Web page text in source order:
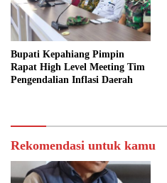
Bupati Kepahiang Pimpin
Rapat High Level Meeting Tim
Pengendalian Inflasi Daerah
Rekomendasi untuk kamu